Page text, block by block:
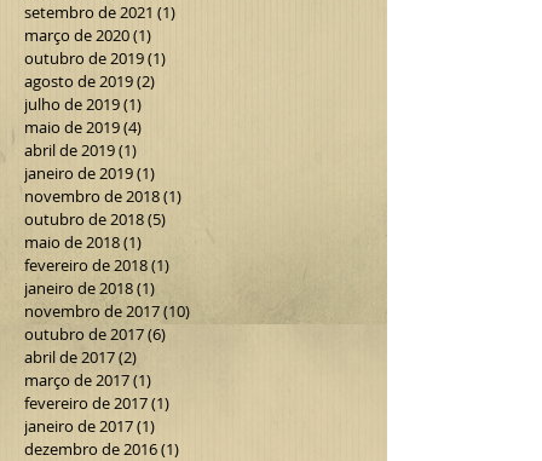
setembro de 2021 (1)
março de 2020(1)
outubro de 2019(1)
agosto de 2019(2)
julho de 2019(1)
maio de 2019(4)
abril de 2019(1)
janeiro de 2019(1)
novembro de 2018(1)
outubro de 2018(5)
maio de 2018(1)
fevereiro de 2018(1)
janeiro de 2018(1)
novembro de 2017(10)
outubro de 2017(6)
abril de 2017(2)
março de 2017(1)
fevereiro de 2017(1)
janeiro de 2017(1)
dezembro de 2016(1)